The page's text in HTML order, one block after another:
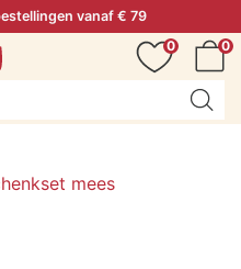
vanaf € 79
0
0